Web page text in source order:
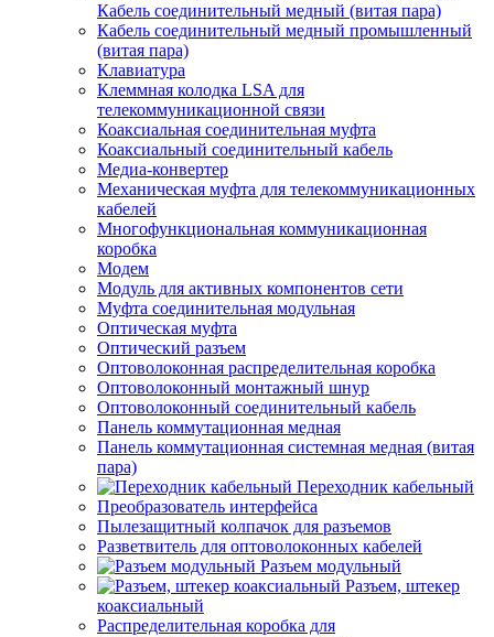
Кабель соединительный медный (витая пара)
Кабель соединительный медный промышленный
(витая пара)
Клавиатура
Клеммная колодка LSA для
телекоммуникационной связи
Коаксиальная соединительная муфта
Коаксиальный соединительный кабель
Медиа-конвертер
Механическая муфта для телекоммуникационных
кабелей
Многофункциональная коммуникационная
коробка
Модем
Модуль для активных компонентов сети
Муфта соединительная модульная
Оптическая муфта
Оптический разъем
Оптоволоконная распределительная коробка
Оптоволоконный монтажный шнур
Оптоволоконный соединительный кабель
Панель коммутационная медная
Панель коммутационная системная медная (витая
пара)
Переходник кабельный
Преобразователь интерфейса
Пылезащитный колпачок для разъемов
Разветвитель для оптоволоконных кабелей
Разъем модульный
Разъем, штекер
коаксиальный
Распределительная коробка для